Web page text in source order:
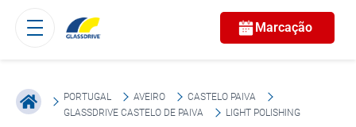
Marcação
PORTUGAL AVEIRO
CASTELO PAIVA
GLASSDRIVE CASTELO DE PAIVA
LIGHT POLISHING